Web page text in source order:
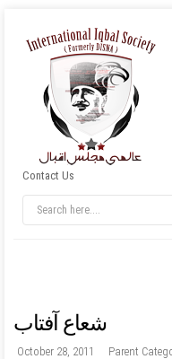
Contact Us
شعاع آفتاب
October 28, 2011 Parent